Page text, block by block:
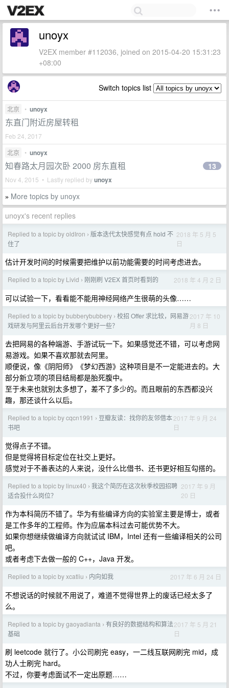
unoyx
V2EX member #112036, joined on 2015-04-20 15:31:23
+08:00
Switch topics list
北京 • unoyx
东直门附近房屋转租
Feb 24, 2017
北京
• unoyx
知春路太月园次卧 2000 房东直租
Nov 4, 2015 • Lastly replied byunoyx
13
» More topics by unoyx
unoyx's recent replies
Replied to a topic by oldIron › 版本迭代太快感觉有点 hold 不
住了
2018 年 5 月 5
日
估计开发时间的时候需要把维护以前功能需要的时间考虑进去。
Replied to a topic by Livid › 刚刚刷 V2EX 首页时看到的 2018 年 4 月 2 日
可以试验一下，看看能不能用神经网络产生很萌的头像……
Replied to a topic by bubberybubbery › 校招 Offer 求比较，网易游
戏研发与阿里云后台开发哪个更好一些？
2017 年 10
月 8 日
去把网易的各种端游、手游试玩一下。如果感觉还不错，可以考虑网
易游戏。如果不喜欢那就去阿里。
顺便说，像《阴阳师》《梦幻西游》这种项目是不一定能进去的。大
部分新立项的项目结局都是胎死腹中。
至于未来也就别太多想了，差不了多少的。而且眼前的东西都没兴
趣，那还谈什么以后。
Replied to a topic by cqcn1991 › 豆瓣友读：找你的友邻借本
书吧
2017 年 9 月 24
日
觉得点子不错。
但是觉得将目标定位在社交上更好。
感觉对于不善表达的人来说，没什么比借书、还书更好相互勾搭的。
Replied to a topic by linux40 › 我这个简历在这次秋季校园招聘
适合投什么岗位？
2017 年 9 月
20 日
作为本科简历不错了。华为有些编译方向的实验室主要是博士，或者
是工作多年的工程师。作为应届本科过去可能优势不大。
如果你想继续做编译方向就试试 IBM，Intel 还有一些编译相关的公司
吧。
或者考虑下去做一般的 C++，Java 开发。
Replied to a topic by xcatliu › 内向如我 2017 年 6 月 24 日
不想说话的时候就不用说了，难道不觉得世界上的废话已经太多了
么。
Replied to a topic by gaoyadianta › 有良好的数据结构和算法
基础
2017 年 5 月 21
日
刷 leetcode 就行了。小公司刷完 easy，一二线互联网刷完 mid，成
功人士刷完 hard。
不过，你要考虑面试不一定出原题……